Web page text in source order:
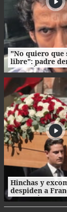
"No quiero que
libre": padre
agresión de su
hijo en La Ceiba
Hinchas y
despiden a
con un último
capitano'